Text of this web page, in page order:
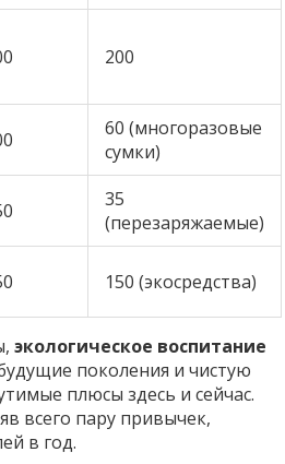
200
60 (многоразовые
сумки)
35
(перезаряжаемые)
150 (экосредства)
экологическое воспитание
поколения и чистую
плюсы здесь и сейчас.
всего пару привычек,
в год.